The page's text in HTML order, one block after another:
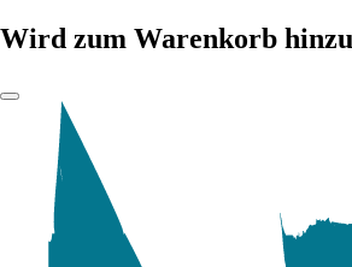
Wird zum Warenkorb